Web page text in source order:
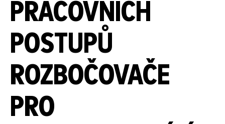
PRACOVNÍCH
POSTUPŮ
ROZBOČOVAČE
PRO